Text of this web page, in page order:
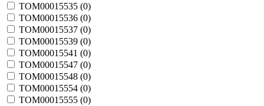
TOM00015535 (0)
TOM00015536 (0)
TOM00015537 (0)
TOM00015539 (0)
TOM00015541 (0)
TOM00015547 (0)
TOM00015548 (0)
TOM00015554 (0)
TOM00015555 (0)